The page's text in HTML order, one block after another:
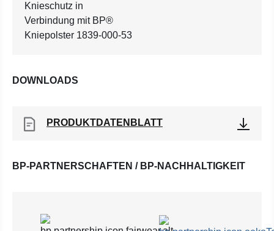
Knieschutz in
Verbindung mit BP®
Kniepolster 1839-000-53
DOWNLOADS
PRODUKTDATENBLATT
BP-PARTNERSCHAFTEN / BP-NACHHALTIGKEIT